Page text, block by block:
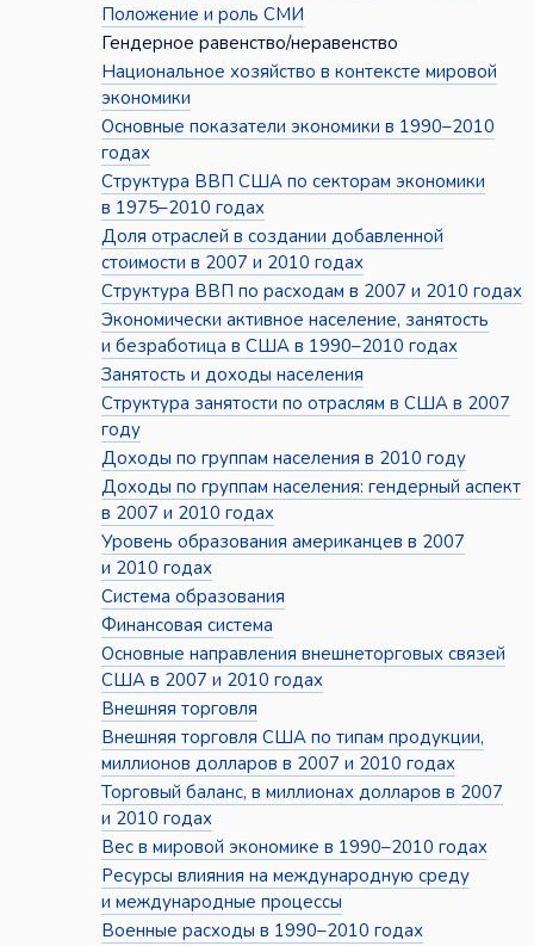
Положение и роль СМИ
Гендерное равенство/неравенство
Национальное хозяйство в контексте мировой
экономики
Основные показатели экономики в 1990–2010
годах
Структура ВВП США по секторам экономики
в 1975–2010 годах
Доля отраслей в создании добавленной
стоимости в 2007 и 2010 годах
Структура ВВП по расходам в 2007 и 2010 годах
Экономически активное население, занятость
и безработица в США в 1990–2010 годах
Занятость и доходы населения
Структура занятости по отраслям в США в 2007
году
Доходы по группам населения в 2010 году
Доходы по группам населения: гендерный аспект
в 2007 и 2010 годах
Уровень образования американцев в 2007
и 2010 годах
Система образования
Финансовая система
Основные направления внешнеторговых связей
США в 2007 и 2010 годах
Внешняя торговля
Внешняя торговля США по типам продукции,
миллионов долларов в 2007 и 2010 годах
Торговый баланс, в миллионах долларов в 2007
и 2010 годах
Вес в мировой экономике в 1990–2010 годах
Ресурсы влияния на международную среду
и международные процессы
Военные расходы в 1990–2010 годах